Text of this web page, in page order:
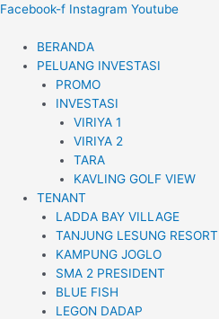
Lewati
konten
Facebook-f Instagram Youtube
BERANDA
PELUANG INVESTASI
PROMO
INVESTASI
VIRIYA 1
VIRIYA 2
TARA
KAVLING GOLF VIEW
TENANT
LADDA BAY VILLAGE
TANJUNG LESUNG RESORT
KAMPUNG JOGLO
SMA 2 PRESIDENT
BLUE FISH
LEGON DADAP